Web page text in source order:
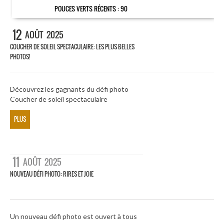
POUCES VERTS RÉCENTS :90
12 AOÛT 2025
COUCHER DE SOLEIL SPECTACULAIRE: LES PLUS BELLES
PHOTOS!
Découvrez les gagnants du défi photo
Coucher de soleil spectaculaire
PLUS
11 AOÛT 2025
NOUVEAU DÉFI PHOTO: RIRES ET JOIE
Un nouveau défi photo est ouvert à tous